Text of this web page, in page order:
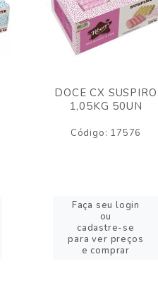
DOCE CX SUSPIRO
1,05KG 50UN
Código: 17576
Faça seu login
ou
cadastre-se
para ver preços
e comprar